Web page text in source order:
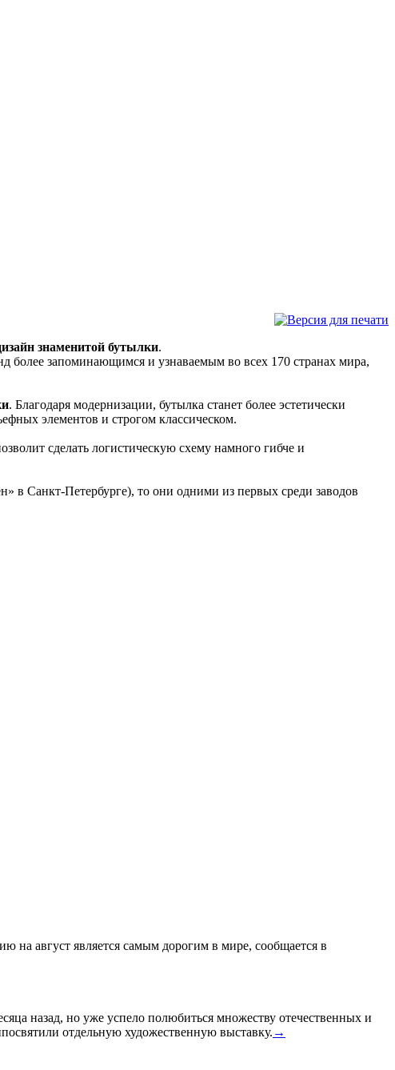
знаменитой бутылки.
более запоминающимся и узнаваемым во всех 170 странах мира,
. Благодаря модернизации, бутылка станет более эстетически
элементов и строгом классическом.
сделать логистическую схему намного гибче и
в Санкт-Петербурге), то они одними из первых среди заводов
на август является самым дорогим в мире, сообщается в
назад, но уже успело полюбиться множеству отечественных и
отдельную художественную выставку. →